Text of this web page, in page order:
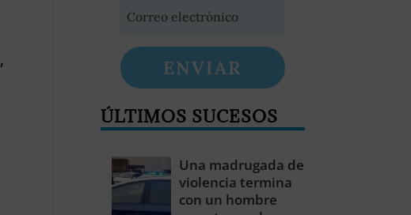
,
ENVIAR
ÚLTIMOS SUCESOS
Una madrugada de
violencia termina
con un hombre